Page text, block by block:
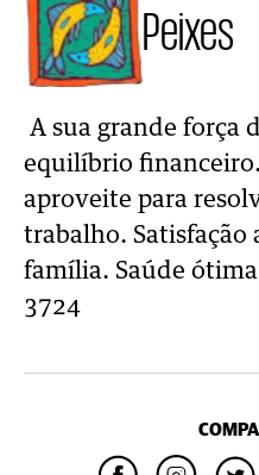
Peixes
A sua grande força
equilíbrio
aproveite para
trabalho. Satisfação
família. Saúde
3724